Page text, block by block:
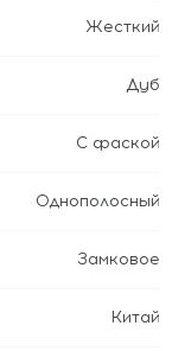
Жесткий
Дуб
С фаской
Однополосный
Замковое
Китай